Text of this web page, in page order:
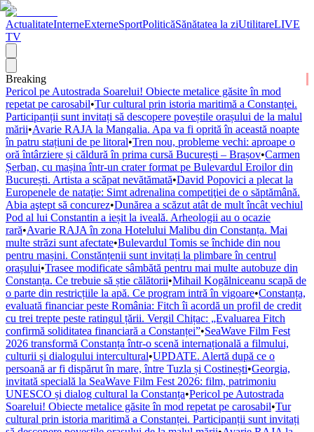
ActualitateInterneExterneSportPoliticăSănătatea la ziUtilitareLIVE
TV
Breaking
Pericol pe Autostrada Soarelui! Obiecte metalice găsite în mod
repetat pe carosabil•Tur cultural prin istoria maritimă a Constanței.
Participanții sunt invitați să descopere poveștile orașului de la malul
mării•Avarie RAJA la Mangalia. Apa va fi oprită în această noapte
în patru stațiuni de pe litoral•Tren nou, probleme vechi: aproape o
oră întârziere și căldură în prima cursă București – Brașov•Carmen
Șerban, cu mașina într-un crater format pe Bulevardul Eroilor din
București. Artista a scăpat nevătămată•David Popovici a plecat la
Europenele de nataţie: Simt adrenalina competiţiei de o săptămână.
Abia aştept să concurez•Dunărea a scăzut atât de mult încât vechiul
Pod al lui Constantin a ieșit la iveală. Arheologii au o ocazie
rară•Avarie RAJA în zona Hotelului Malibu din Constanța. Mai
multe străzi sunt afectate•Bulevardul Tomis se închide din nou
pentru mașini. Constănțenii sunt invitați la plimbare în centrul
orașului•Trasee modificate sâmbătă pentru mai multe autobuze din
Constanța. Ce trebuie să știe călătorii•Mihail Kogălniceanu scapă de
o parte din restricțiile la apă. Ce program intră în vigoare•Constanța,
evaluată financiar peste România: Fitch îi acordă un profil de credit
cu trei trepte peste ratingul țării. Vergil Chițac: „Evaluarea Fitch
confirmă soliditatea financiară a Constanței”•SeaWave Film Fest
2026 transformă Constanța într-o scenă internațională a filmului,
culturii și dialogului intercultural•UPDATE. Alertă după ce o
persoană ar fi dispărut în mare, între Tuzla și Costinești•Georgia,
invitată specială la SeaWave Film Fest 2026: film, patrimoniu
UNESCO și dialog cultural la Constanța•Pericol pe Autostrada
Soarelui! Obiecte metalice găsite în mod repetat pe carosabil•Tur
cultural prin istoria maritimă a Constanței. Participanții sunt invitați